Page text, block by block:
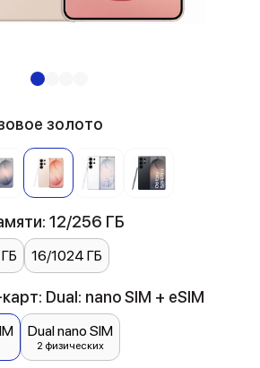
золото
12/256 ГБ
16/1024 ГБ
Dual: nano SIM + eSIM
Dual nano SIM
2 физических